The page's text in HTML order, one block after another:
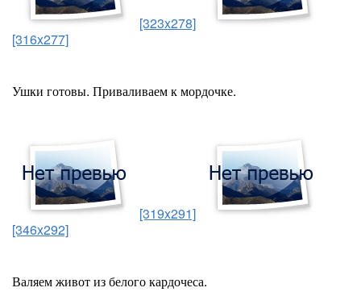
[323x278]
[316x277]
Ушки готовы. Приваливаем к мордочке.
[319x291]
[346x292]
Валяем живот из белого кардочеса.